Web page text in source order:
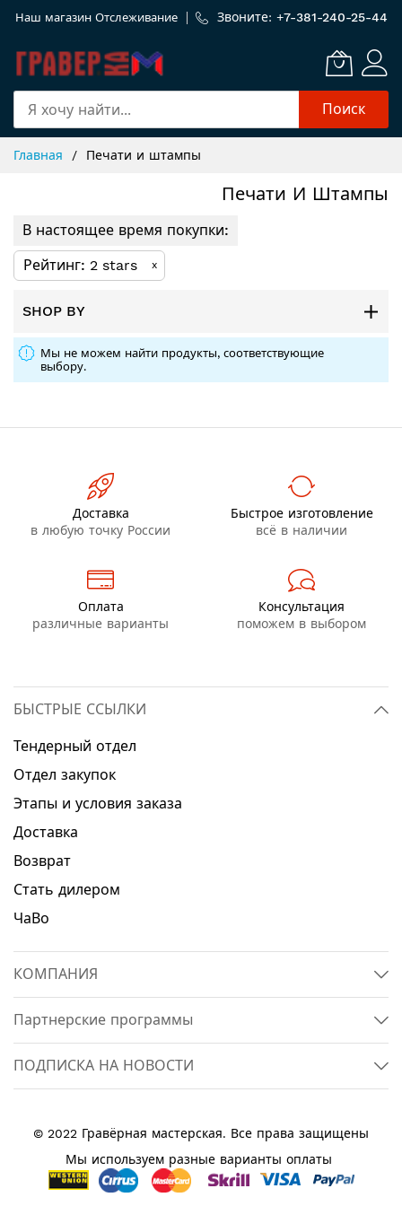
Наш магазин Отслеживание Звоните: +7-381-240-25-44
Поиск
Главная Печати и штампы
Печати И Штампы
В настоящее время покупки:
Рейтинг 2 stars x
SHOP BY
Мы не можем найти продукты, соответствующие
выбору.
Доставка
в любую точку России
Быстрое изготовление
всё в наличии
Оплата
различные варианты
Консультация
поможем в выбором
БЫСТРЫЕ ССЫЛКИ
Тендерный отдел
Отдел закупок
Этапы и условия заказа
Доставка
Возврат
Стать дилером
ЧаВо
КОМПАНИЯ
Партнерские программы
ПОДПИСКА НА НОВОСТИ
© 2022 Гравёрная мастерская. Все права защищены
Мы используем разные варианты оплаты